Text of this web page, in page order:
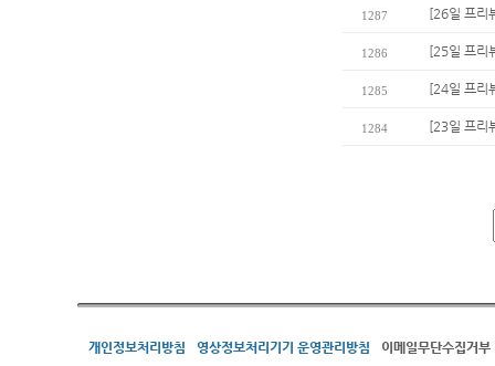
1287 [26일 프리
1286 [25일 프리
1285 [24일 프리
1284 [23일 프리
개인정보처리방침 영상정보처리기기 운영관리방침 이메일무단수집거부